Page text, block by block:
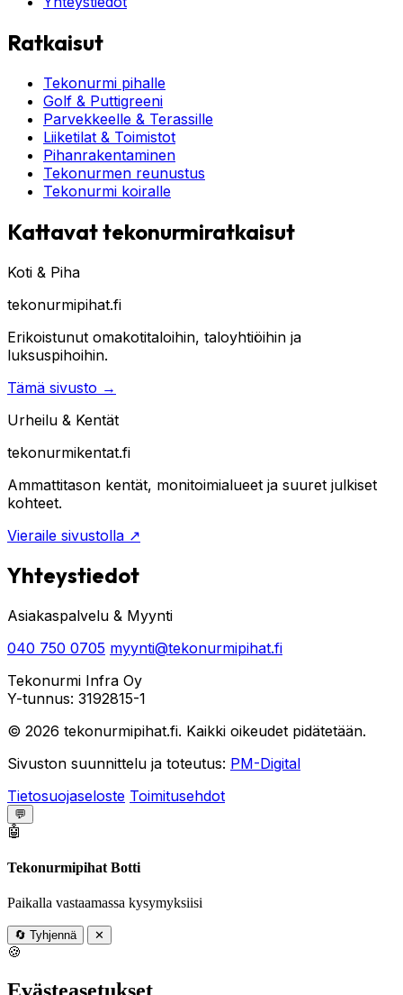
Ratkaisut
Tekonurmi pihalle
Golf & Puttigreeni
Parvekkeelle & Terassille
Liiketilat & Toimistot
Pihanrakentaminen
Tekonurmen reunustus
Tekonurmi koiralle
Kattavat tekonurmiratkaisut
Koti & Piha
tekonurmipihat.fi
Erikoistunut omakotitaloihin, taloyhtiöihin ja
luksuspihoihin.
Tämä sivusto →
Urheilu & Kentät
tekonurmikentat.fi
Ammattitason kentät, monitoimialueet ja suuret julkiset
kohteet.
Vieraile sivustolla ↗
Yhteystiedot
Asiakaspalvelu & Myynti
040 750 0705 myynti@tekonurmipihat.fi
Tekonurmi Infra Oy
Y-tunnus: 3192815-1
© 2026 tekonurmipihat.fi. Kaikki oikeudet pidätetään.
Sivuston suunnittelu ja toteutus: PM-Digital
Tietosuojaseloste Toimitusehdot
💬
🤖
Tekonurmipihat Botti
Paikalla vastaamassa kysymyksiisi
🔄 Tyhjennä ✕
🍪
Evästeasetukset